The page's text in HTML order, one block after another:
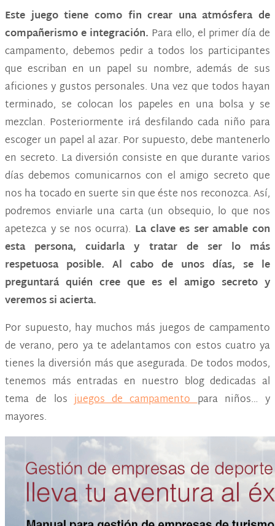
Este juego tiene como fin crear una atmósfera de
compañerismo e integración. Para ello, el primer día de
campamento, debemos pedir a todos los participantes
que escriban en un papel su nombre, además de sus
aficiones y gustos personales. Una vez que todos hayan
terminado, se colocan los papeles en una bolsa y se
mezclan. Posteriormente irá desfilando cada niño para
escoger un papel al azar. Por supuesto, debe mantenerlo
en secreto. La diversión consiste en que durante varios
días debemos comunicarnos con el amigo secreto que
nos ha tocado en suerte sin que éste nos reconozca. Así,
podremos enviarle una carta (un obsequio, lo que nos
apetezca y se nos ocurra). La clave es ser amable con
esta persona, cuidarla y tratar de ser lo más
respetuosa posible. Al cabo de unos días, se le
preguntará quién cree que es el amigo secreto y
veremos si acierta.
Por supuesto, hay muchos más juegos de campamento
de verano, pero ya te adelantamos con estos cuatro ya
tienes la diversión más que asegurada. De todos modos,
tenemos más entradas en nuestro blog dedicadas al
tema de losjuegos de campamentopara niños… y
mayores.